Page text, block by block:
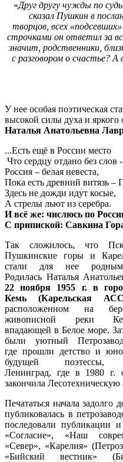
«Друг другу чужды по
сказал Пушкин в
творцов, всех
строчками он ответил за
значит, родственники,
с разговором о счастье?
У нее особая поэтическая
высокой силы духа и яркого
Наталья Анатольевна
...Есть ещё в России место
Что сердцу отдано без слов -
Россия – белая невеста,
Пока есть древний витязь –
Здесь не дожди идут косые,
А стрелы льют из серебра.
И всё же: числюсь по
С припиской: Савкина
Так сложилось, что
Пушкинские горы и
стали для нее
Родилась Наталья
22 ноября 1955 г. в
Кемь (Карельская
расположенном на
живописной реки
впадающей в Белое море.
были уютный
где прошли детство и
будущей
Ленинград, где в 1980 г.
закончила
Печататься начала задолго
публиковалась в
последовали публикации
«Согласие», «Наш
«Север», «Карелия»
«Бийский вестник»